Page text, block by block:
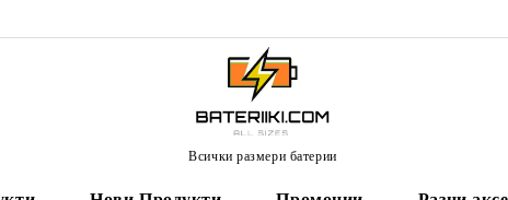
Всички размери батерии